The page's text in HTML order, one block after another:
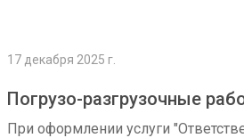
17 декабря 2025 г.
Погрузо-разгрузочные
При оформлении услуги